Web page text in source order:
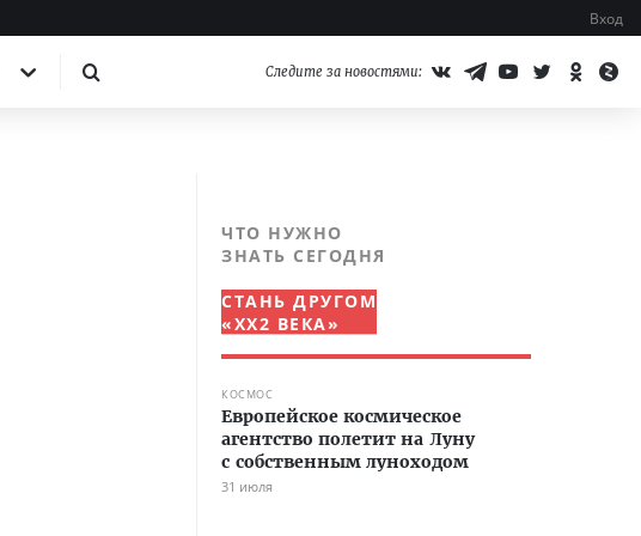
Вход
Следите за новостями:
ЧТО НУЖНО
ЗНАТЬ СЕГОДНЯ
СТАНЬ ДРУГОМ
«XX2 ВЕКА»
КОСМОС
Европейское космическое
агентство полетит на Луну
с собственным луноходом
31 июля